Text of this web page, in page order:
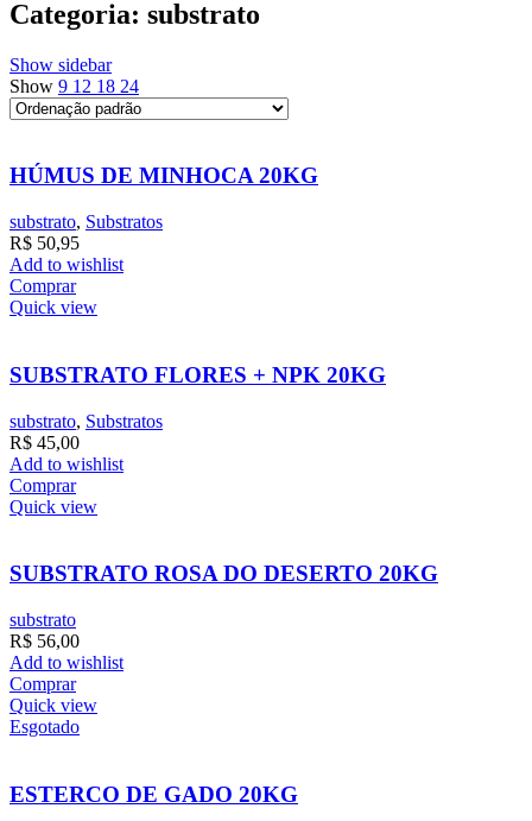
Categoria: substrato
Show sidebar
Show 9 12 18 24
HÚMUS DE MINHOCA 20KG
substrato, Substratos
R$ 50,95
Add to wishlist
Comprar
Quick view
SUBSTRATO FLORES + NPK 20KG
substrato, Substratos
R$ 45,00
Add to wishlist
Comprar
Quick view
SUBSTRATO ROSA DO DESERTO 20KG
substrato
R$ 56,00
Add to wishlist
Comprar
Quick view
Esgotado
ESTERCO DE GADO 20KG